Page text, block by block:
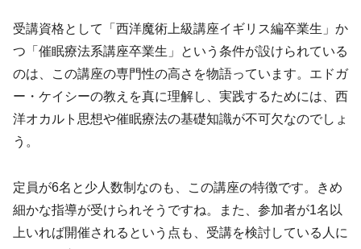
受講資格として「西洋魔術上級講座イギリス編卒業生」か
つ「催眠療法系講座卒業生」という条件が設けられている
のは、この講座の専門性の高さを物語っています。エドガ
ー・ケイシーの教えを真に理解し、実践するためには、西
洋オカルト思想や催眠療法の基礎知識が不可欠なのでしょ
う。
定員が6名と少人数制なのも、この講座の特徴です。きめ
細かな指導が受けられそうですね。また、参加者が1名以
上いれば開催されるという点も、受講を検討している人に